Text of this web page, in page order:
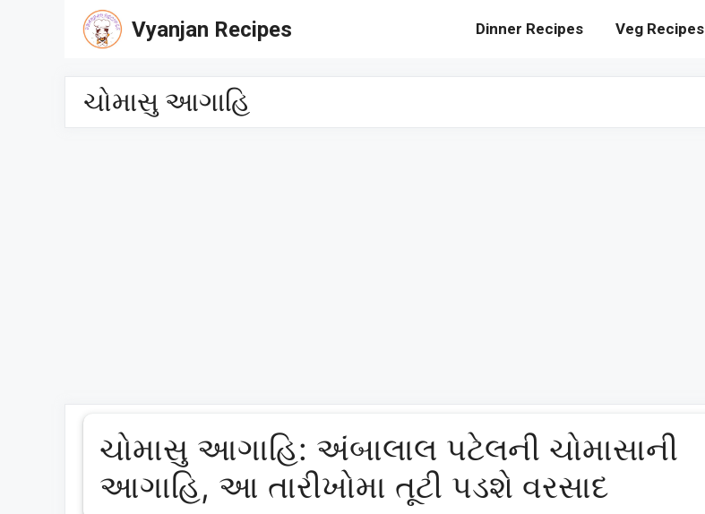
Vyanjan Recipes Dinner Recipes Veg Recipes
ચોમાસુ આગાહિ
ચોમાસુ આગાહિ: અંબાલાલ પટેલની ચોમાસાની
આગાહિ, આ તારીખોમા તૂટી પડશે વરસાદ